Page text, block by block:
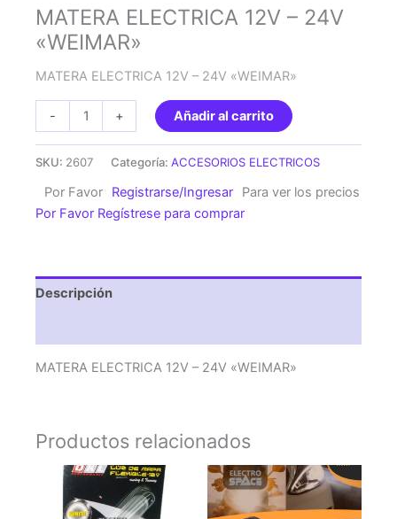
MATERA ELECTRICA 12V – 24V
«WEIMAR»
MATERA ELECTRICA 12V – 24V «WEIMAR»
-
MATERA
ELECTRICA
24V
"WEIMAR"
+ Añadir al carrito
SKU: 2607 Categoría: ACCESORIOS ELECTRICOS
Por Favor Registrarse/Ingresar
Para ver los precios
Por Favor Regístrese para comprar
Descripción
MATERA ELECTRICA 12V – 24V «WEIMAR»
Productos relacionados